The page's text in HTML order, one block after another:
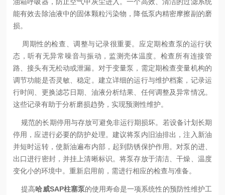
能有效去除油液中的固体颗粒污染物，降低泵内精密摩擦副的磨
损。
周期性的检查、调整与记录很重要。应定期检查泵的运行状
态，听有无异常噪音与振动，监测壳体温度。检查所有连接管
路、接头有无松动或泄漏。对于变量泵，需定期检查变量机构的
调节功能是否灵敏、稳定。建立详细的运行与维护档案，记录运
行时间、更换滤芯日期、油液分析结果、任何调整及异常情况。
这些记录有助于分析磨损趋势，实现预测性维护。
规范的长期停用与存放可避免非运行期损坏。若设备计划长期
停用，应进行必要的防护处理。建议将泵内旧油排出，注入新油
并短时运转，使新油遍布内部，起到防锈保护作用。对泵的进、
出口进行密封，并挂上清晰标识。将泵存放于清洁、干燥、温度
变化小的环境中。重新启用前，需进行相应的检查与准备。
提高哈威SAP柱塞泵的使用寿命是一项系统性的预防性维护工